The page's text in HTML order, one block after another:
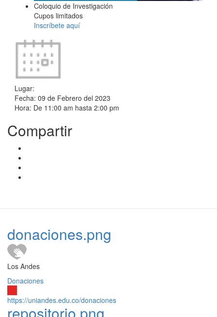
Coloquio de Investigación
Cupos limitados
Inscríbete aquí
Lugar:
Fecha: 09 de Febrero del 2023
Hora: De 11:00 am hasta 2:00 pm
Compartir
donaciones.png
Los Andes
Donaciones
https://uniandes.edu.co/donaciones
repositorio.png